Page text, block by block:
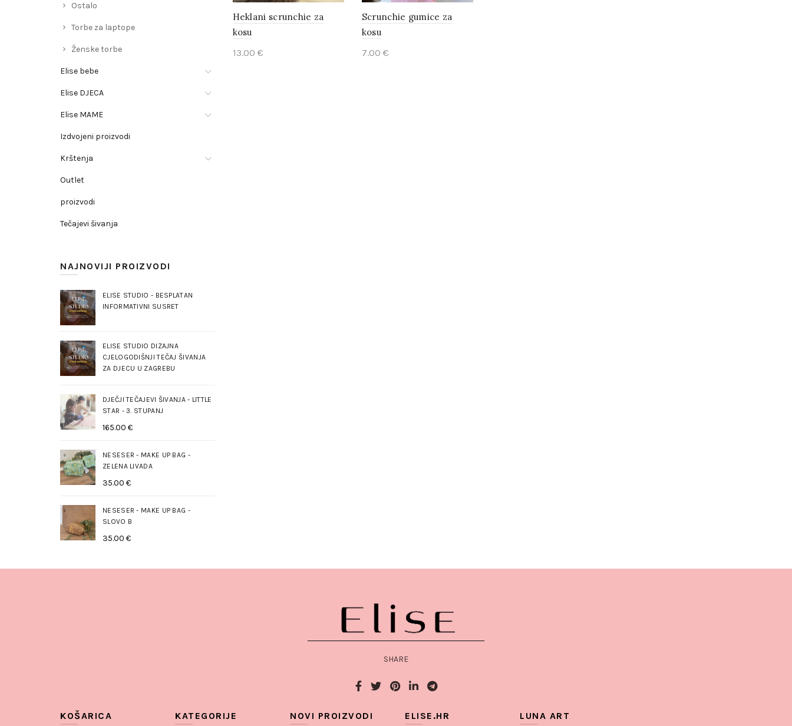
Heklani scrunchie za
kosu
13.00 €
Scrunchie gumice za
kosu
7.00 €
Ostalo
Torbe za laptope
Ženske torbe
Elise bebe
Elise DJECA
Elise MAME
Izdvojeni proizvodi
Krštenja
Outlet
proizvodi
Tečajevi šivanja
NAJNOVIJI PROIZVODI
ELISE STUDIO - BESPLATAN
INFORMATIVNI SUSRET
ELISE STUDIO DIZAJNA
CJELOGODIŠNJI TEČAJ ŠIVANJA
ZA DJECU U ZAGREBU
DJEČJI TEČAJEVI ŠIVANJA - LITTLE
STAR - 3. STUPANJ
165.00 €
NESESER - MAKE UP BAG -
ZELENA LIVADA
35.00 €
NESESER - MAKE UP BAG -
SLOVO B
35.00 €
SHARE
KOŠARICA KATEGORIJE NOVI PROIZVODI ELISE.HR LUNA ART